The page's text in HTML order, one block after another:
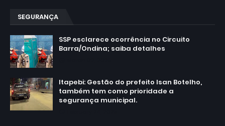
SEGURANÇA
SSP esclarece ocorrência no Circuito
Barra/Ondina; saiba detalhes
Itapebi: Gestão do prefeito Isan Botelho,
também tem como prioridade a
segurança municipal.